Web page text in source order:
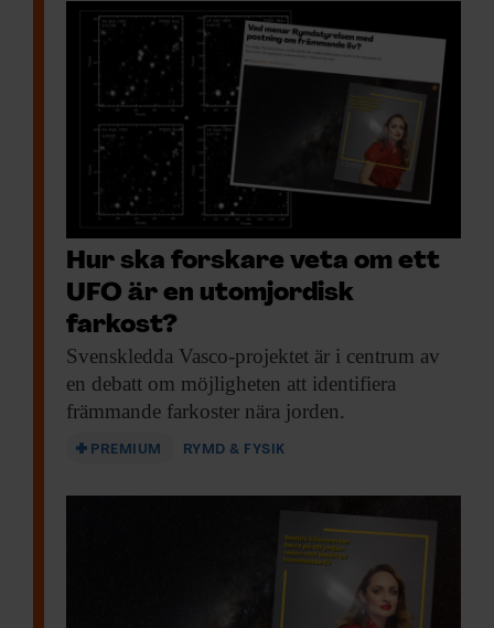
Hur ska forskare veta om ett
UFO är en utomjordisk
farkost?
Svenskledda Vasco-projektet är i centrum av
en debatt om möjligheten att identifiera
främmande farkoster nära jorden.
PREMIUM RYMD & FYSIK